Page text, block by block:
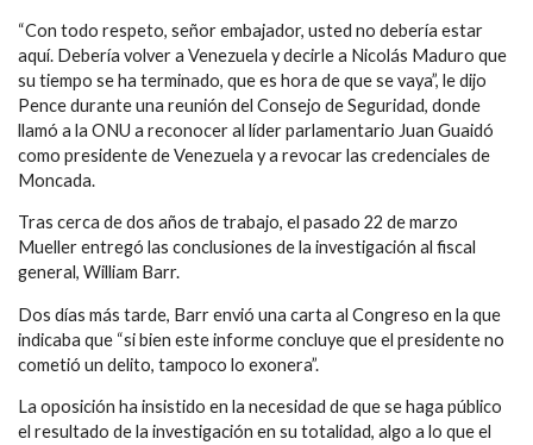
“Con todo respeto, señor embajador, usted no debería estar
aquí. Debería volver a Venezuela y decirle a Nicolás Maduro que
su tiempo se ha terminado, que es hora de que se vaya”, le dijo
Pence durante una reunión del Consejo de Seguridad, donde
llamó a la ONU a reconocer al líder parlamentario Juan Guaidó
como presidente de Venezuela y a revocar las credenciales de
Moncada.
Tras cerca de dos años de trabajo, el pasado 22 de marzo
Mueller entregó las conclusiones de la investigación al fiscal
general, William Barr.
Dos días más tarde, Barr envió una carta al Congreso en la que
indicaba que “si bien este informe concluye que el presidente no
cometió un delito, tampoco lo exonera”.
La oposición ha insistido en la necesidad de que se haga público
el resultado de la investigación en su totalidad, algo a lo que el